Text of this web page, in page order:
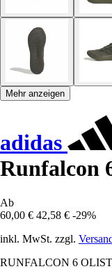
Mehr anzeigen
adidas
Runfalcon
Ab
60,00 € 42,58 € -29%
inkl. MwSt. zzgl.
RUNFALCON 6